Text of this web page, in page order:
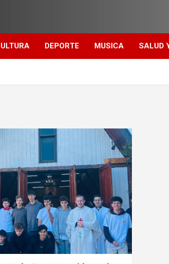
DEPORTE MUSICA SALUD